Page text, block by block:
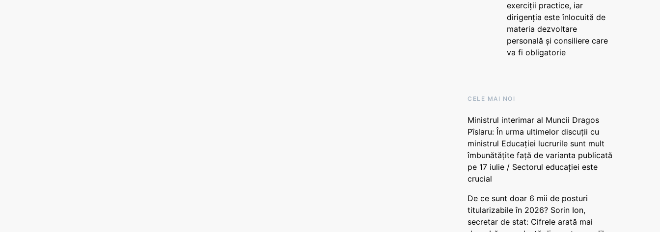
exerciții practice, iar
dirigenția este înlocuită de
materia dezvoltare
personală și consiliere care
va fi obligatorie
CELE MAI NOI
Ministrul interimar al Muncii Dragos
Pîslaru: În urma ultimelor discuții cu
ministrul Educației lucrurile sunt mult
îmbunătățite față de varianta publicată
pe 17 iulie / Sectorul educației este
crucial
De ce sunt doar 6 mii de posturi
titularizabile în 2026? Sorin Ion,
secretar de stat: Cifrele arată mai